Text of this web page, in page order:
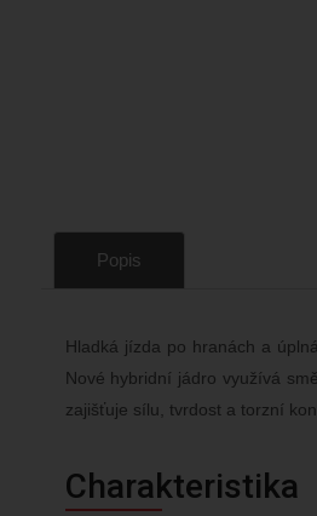
Popis
Hladká jízda po hranách a
Nové hybridní jádro využívá
zajišťuje sílu, tvrdost a torzní
Charakteristika